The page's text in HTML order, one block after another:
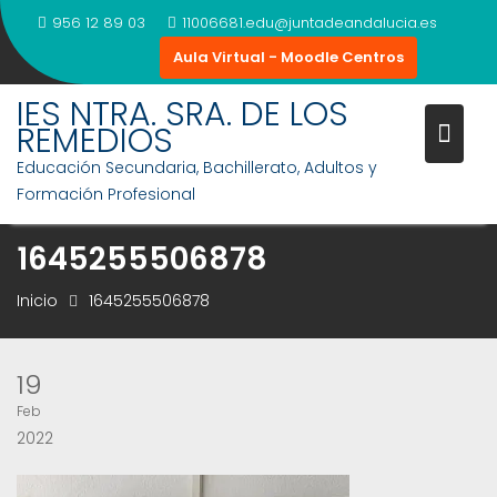
Saltar
al
contenido
956 12 89 03
11006681.edu@juntadeandalucia.es
Aula Virtual - Moodle Centros
IES NTRA. SRA. DE LOS
REMEDIOS
Educación Secundaria, Bachillerato, Adultos y
Formación Profesional
1645255506878
Inicio 1645255506878
19
Feb
2022